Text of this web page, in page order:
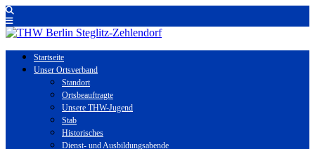
Startseite
Unser Ortsverband
Standort
Ortsbeauftragte
Unsere THW-Jugend
Stab
Historisches
Dienst- und Ausbildungsabende